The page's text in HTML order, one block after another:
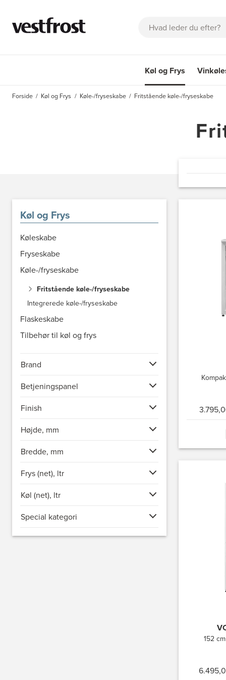
Søg
Køl og Frys
Køl og Frys
KONTAKT BESTIL SERVICE
Forside Køl og Frys Køle-/fryseskabe Fritstående køle-/fryseskabe
Køl og Frys
Køleskabe
Fryseskabe
Køle-/fryseskabe
Fritstående køle-/fryseskabe
Integrerede køle-/fryseskabe
Flaskeskabe
Tilbehør til køl og frys
Brand
Betjeningspanel
Finish
Højde, mm
Bredde, mm
Frys (net), ltr
Køl (net), ltr
Special kategori
152